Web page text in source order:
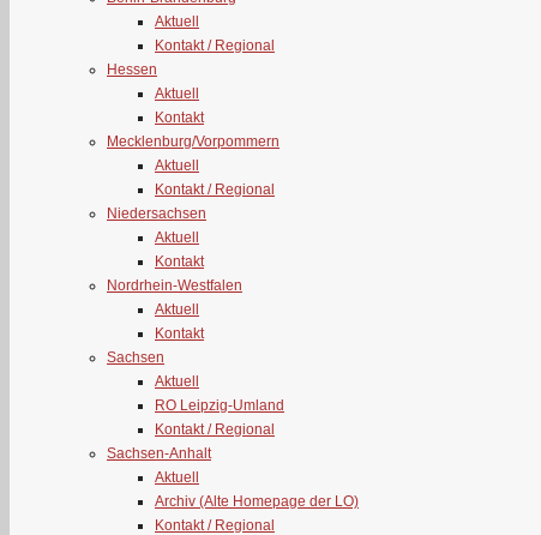
Aktuell
Kontakt / Regional
Hessen
Aktuell
Kontakt
Mecklenburg/Vorpommern
Aktuell
Kontakt / Regional
Niedersachsen
Aktuell
Kontakt
Nordrhein-Westfalen
Aktuell
Kontakt
Sachsen
Aktuell
RO Leipzig-Umland
Kontakt / Regional
Sachsen-Anhalt
Aktuell
Archiv (Alte Homepage der LO)
Kontakt / Regional